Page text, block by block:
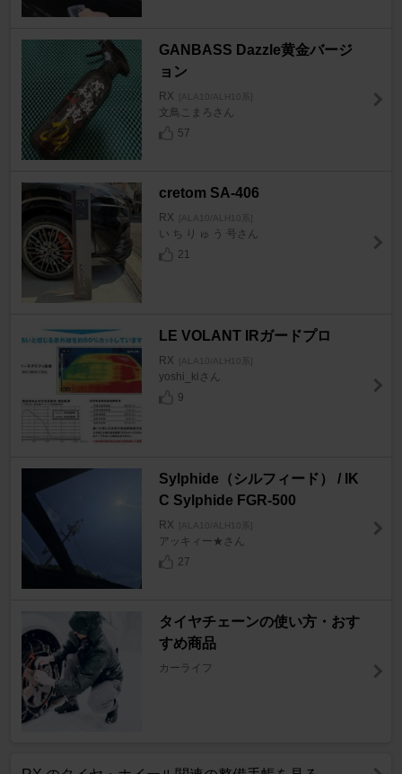
GANBASS Dazzle黄金バージ
ョン
RX [ALA10/ALH10系]
文鳥こまろさん
57
cretom SA-406
RX [ALA10/ALH10系]
い ち り ゅ う 号さん
21
LE VOLANT IRガードプロ
RX [ALA10/ALH10系]
yoshi_kiさん
9
Sylphide（シルフィード） / IK
C Sylphide FGR-500
RX [ALA10/ALH10系]
アッキィー★さん
27
タイヤチェーンの使い方・おす
すめ商品
カーライフ